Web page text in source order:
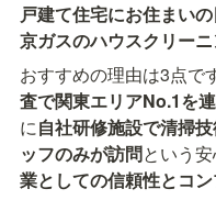
戸建て住宅にお住まい
京ガスのハウスクリー
おすすめの理由は3点で
査で関東エリアNo.1を
に自社研修施設で清掃
ッフのみが訪問という
業としての信頼性とコ